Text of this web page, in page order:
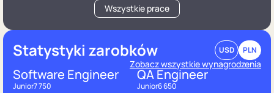
Wszystkie prace
Statystyki zarobków USD PLN
Zobacz wszystkie wynagrodzenia
Software Engineer
Junior7 750
QA Engineer
Junior6 650